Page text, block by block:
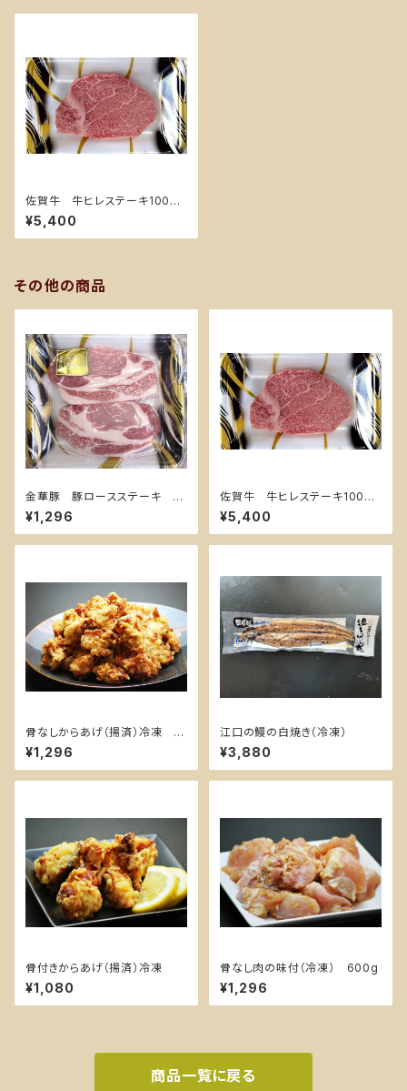
佐賀牛 牛ヒレステーキ100g
✖️2枚（冷凍）
¥5,400
その他の商品
金華豚 豚ロースステーキ 15
0g✖️2枚
¥1,296
佐賀牛 牛ヒレステーキ100g
✖️2枚（冷凍）
¥5,400
骨なしからあげ（揚済）冷凍 4
00g
¥1,296
江口の鰻の白焼き（冷凍）
¥3,880
骨付きからあげ（揚済）冷凍
¥1,080
骨なし肉の味付（冷凍） 600g
¥1,296
商品一覧に戻る